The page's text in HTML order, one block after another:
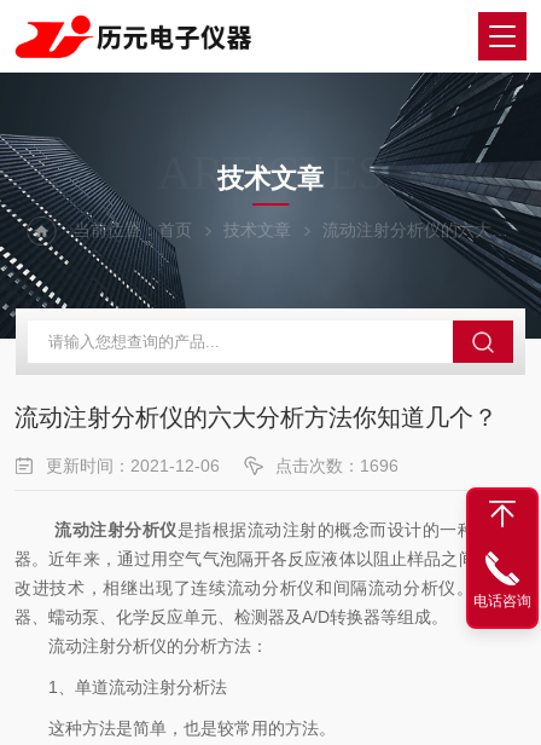
ARTICLES
技术文章
当前位置：首页 技术文章 流动注射分析仪的六大分析方法你知道几个？
流动注射分析仪的六大分析方法你知道几个？
更新时间：2021-12-06 点击次数：1696
流动注射分析仪是指根据流动注射的概念而设计的一种分析仪
器。近年来，通过用空气气泡隔开各反应液体以阻止样品之间扩散的
改进技术，相继出现了连续流动分析仪和间隔流动分析仪。由进样
器、蠕动泵、化学反应单元、检测器及A/D转换器等组成。
流动注射分析仪的分析方法：
1、单道流动注射分析法
这种方法是简单，也是较常用的方法。
电话咨询